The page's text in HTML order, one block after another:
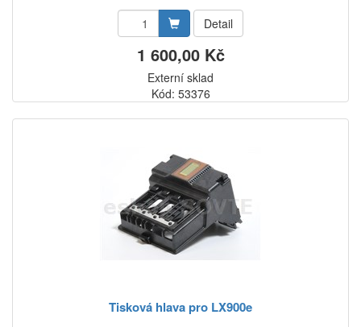
Detail
1 600,00 Kč
Externí sklad
Kód: 53376
Tisková hlava pro LX900e